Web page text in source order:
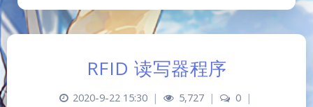
RFID 读写器程序
2020-9-22 15:30 | 5,727 | 0
|